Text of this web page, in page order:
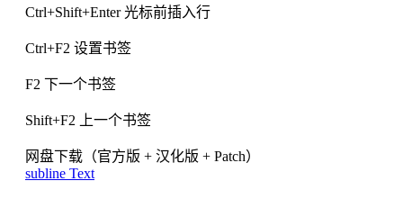
Ctrl+Shift+Enter 光标前插入行
Ctrl+F2 设置书签
F2 下一个书签
Shift+F2 上一个书签
网盘下载（官方版 + 汉化版 + Patch）
subline Text